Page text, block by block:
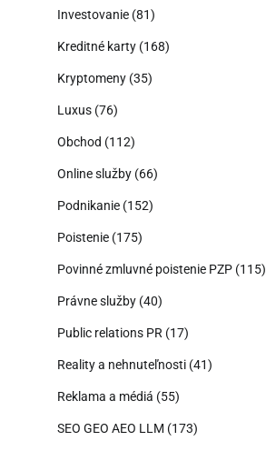
Investovanie (81)
Kreditné karty (168)
Kryptomeny (35)
Luxus (76)
Obchod (112)
Online služby (66)
Podnikanie (152)
Poistenie (175)
Povinné zmluvné poistenie PZP (115)
Právne služby (40)
Public relations PR (17)
Reality a nehnuteľnosti (41)
Reklama a médiá (55)
SEO GEO AEO LLM (173)